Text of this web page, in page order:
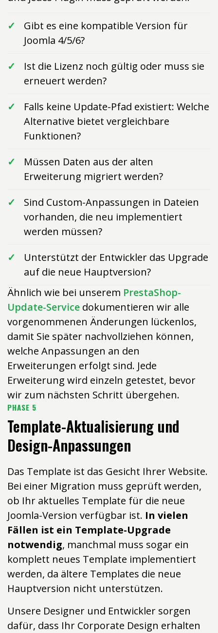
Gibt es eine kompatible Version für
Joomla 4/5/6?
Ist die Lizenz noch gültig oder muss sie
erneuert werden?
Falls keine Update-Pfad existiert: Welche
Alternative bietet vergleichbare
Funktionen?
Müssen Daten aus der alten
Erweiterung migriert werden?
Sind Custom-Anpassungen in Dateien
vorhanden, die neu implementiert
werden müssen?
Unterstützt der Entwickler das Upgrade
auf die neue Hauptversion?
Ähnlich wie bei unserem PrestaShop-
Update-Service dokumentieren wir alle
vorgenommenen Änderungen lückenlos,
damit Sie später nachvollziehen können,
welche Anpassungen an den
Erweiterungen erfolgt sind. Jede
Erweiterung wird einzeln getestet, bevor
wir zum nächsten Schritt übergehen.
PHASE 5
Template-Aktualisierung und
Design-Anpassungen
Das Template ist das Gesicht Ihrer Website.
Bei einer Migration muss geprüft werden,
ob Ihr aktuelles Template für die neue
Joomla-Version verfügbar ist. In vielen
Fällen ist ein Template-Upgrade
notwendig, manchmal muss sogar ein
komplett neues Template implementiert
werden, da ältere Templates die neue
Hauptversion nicht unterstützen.
Unsere Designer und Entwickler sorgen
dafür, dass Ihr Corporate Design erhalten